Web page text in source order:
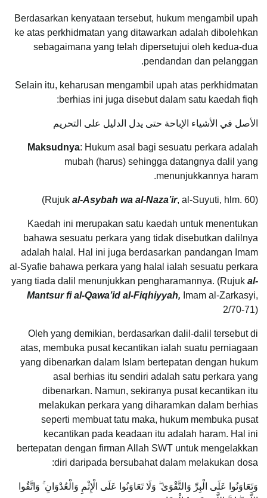
Berdasarkan kenyataan tersebut, hukum mengambil upah
ke atas perkhidmatan yang ditawarkan adalah dibolehkan
sebagaimana yang telah dipersetujui oleh kedua-dua
pendandan dan pelanggan.
Selain itu, keharusan mengambil upah atas perkhidmatan
berhias ini juga disebut dalam satu kaedah fiqh:
الأصل في الأشياء الإباحة حتى يدل الدليل على التحريم
Maksudnya: Hukum asal bagi sesuatu perkara adalah
mubah (harus) sehingga datangnya dalil yang
menunjukkannya haram.
(Rujuk
al-Asybah wa al-Naza’ir, al-Suyuti, hlm. 60)
Kaedah ini merupakan satu kaedah untuk menentukan
bahawa sesuatu perkara yang tidak disebutkan dalilnya
adalah halal. Hal ini juga berdasarkan pandangan Imam
al-Syafie bahawa perkara yang halal ialah sesuatu perkara
yang tiada dalil menunjukkan pengharamannya. (Rujuk al-
Mantsur fi al-Qawa’id al-Fiqhiyyah, Imam al-Zarkasyi,
2/70-71)
Oleh yang demikian, berdasarkan dalil-dalil tersebut di
atas, membuka pusat kecantikan ialah suatu perniagaan
yang dibenarkan dalam Islam bertepatan dengan hukum
asal berhias itu sendiri adalah satu perkara yang
dibenarkan. Namun, sekiranya pusat kecantikan itu
melakukan perkara yang diharamkan dalam berhias
seperti membuat tatu maka, hukum membuka pusat
kecantikan pada keadaan itu adalah haram. Hal ini
bertepatan dengan firman Allah SWT untuk mengelakkan
diri daripada bersubahat dalam melakukan dosa:
وَتَعَاوَنُوا عَلَى الْبِرِّ وَالتَّقْوَىٰ ۖ وَلَا تَعَاوَنُوا عَلَى الْإِثْمِ وَالْعُدْوَانِ ۚ وَاتَّقُوا